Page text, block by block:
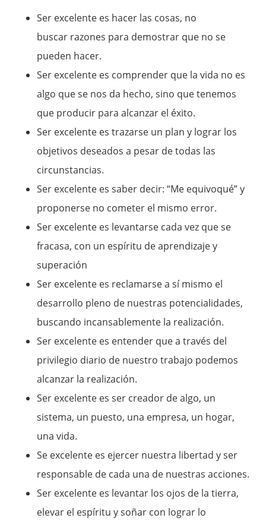
Ser excelente es hacer las cosas, no
buscar razones para demostrar que no se
pueden hacer.
Ser excelente es comprender que la vida no es
algo que se nos da hecho, sino que tenemos
que producir para alcanzar el éxito.
Ser excelente es trazarse un plan y lograr los
objetivos deseados a pesar de todas las
circunstancias.
Ser excelente es saber decir: “Me equivoqué” y
proponerse no cometer el mismo error.
Ser excelente es levantarse cada vez que se
fracasa, con un espíritu de aprendizaje y
superación
Ser excelente es reclamarse a sí mismo el
desarrollo pleno de nuestras potencialidades,
buscando incansablemente la realización.
Ser excelente es entender que a través del
privilegio diario de nuestro trabajo podemos
alcanzar la realización.
Ser excelente es ser creador de algo, un
sistema, un puesto, una empresa, un hogar,
una vida.
Se excelente es ejercer nuestra libertad y ser
responsable de cada una de nuestras acciones.
Ser excelente es levantar los ojos de la tierra,
elevar el espíritu y soñar con lograr lo